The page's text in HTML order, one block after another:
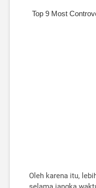
Oleh karena itu,